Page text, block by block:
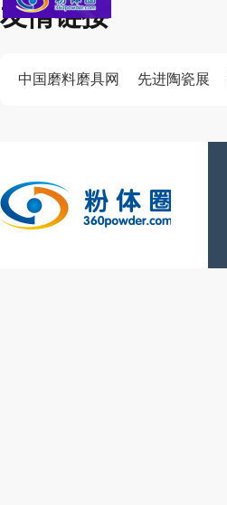
友情链接
中国磨料磨具网 先进陶瓷展